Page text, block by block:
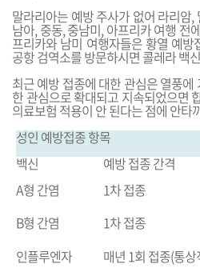
말라리아는 예방 주사가 없어 라리암
남아, 중동, 중남미, 아프리카 여행 전
프리카와 남미 여행자들은 황열 예
공항 검역소를 방문하시면 콜레라 백
최근 예방 접종에 대한 관심은 열풍
한 관심으로 확대되고 지속되었으면
의료보험 적용이 안 된다는 점에 안타
성인 예방접종 항목
백신
예방 접종 간격
A형 간염
1차 접종
B형 간염
1차 접종
인플루엔자
매년 1회 접종(통